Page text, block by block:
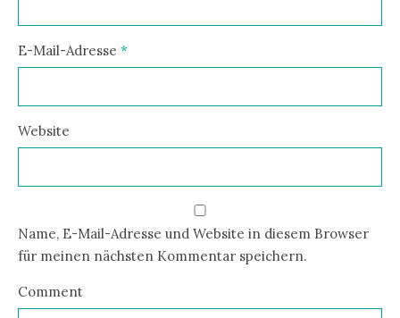
E-Mail-Adresse *
Website
Name, E-Mail-Adresse und Website in diesem Browser
für meinen nächsten Kommentar speichern.
Comment